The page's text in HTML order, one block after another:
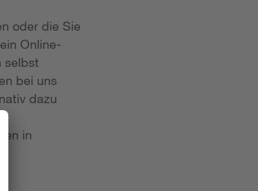
oder die Sie
Online-
selbst
bei uns
dazu
in